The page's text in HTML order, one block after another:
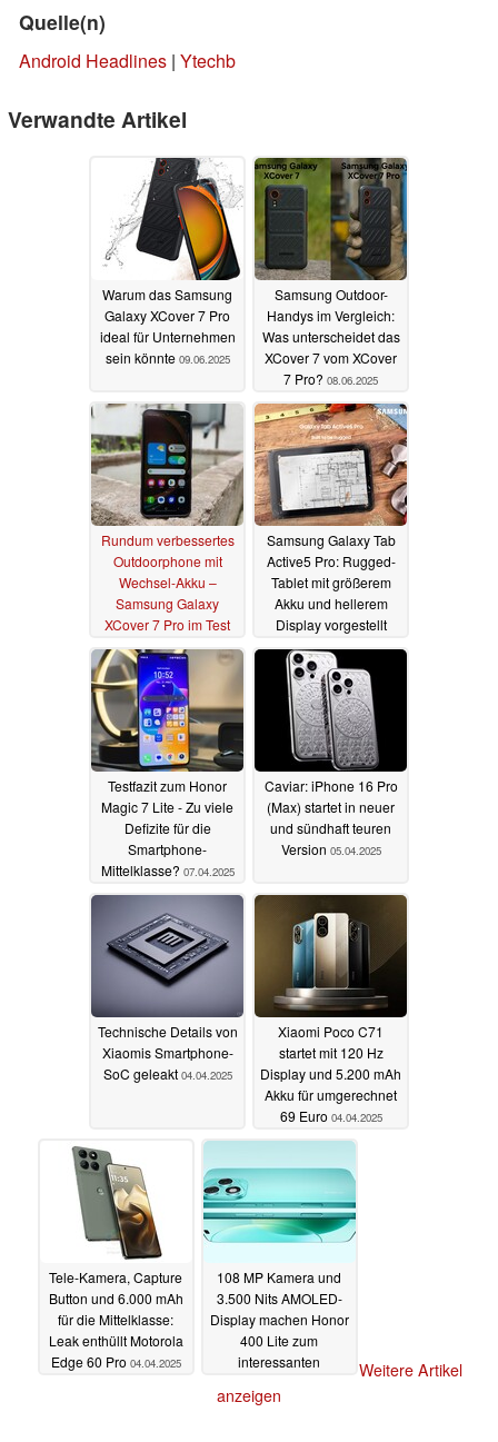
Quelle(n)
Android Headlines | Ytechb
Verwandte Artikel
Warum das Samsung
Galaxy XCover 7 Pro
ideal für Unternehmen
sein könnte 09.06.2025
Samsung Outdoor-
Handys im Vergleich:
Was unterscheidet das
XCover 7 vom XCover
7 Pro? 08.06.2025
Rundum verbessertes
Outdoorphone mit
Wechsel-Akku –
Samsung Galaxy
XCover 7 Pro im Test
05.06.2025
Samsung Galaxy Tab
Active5 Pro: Rugged-
Tablet mit größerem
Akku und hellerem
Display vorgestellt
14.04.2025
Testfazit zum Honor
Magic 7 Lite - Zu viele
Defizite für die
Smartphone-
Mittelklasse? 07.04.2025
Caviar: iPhone 16 Pro
(Max) startet in neuer
und sündhaft teuren
Version 05.04.2025
Technische Details von
Xiaomis Smartphone-
SoC geleakt 04.04.2025
Xiaomi Poco C71
startet mit 120 Hz
Display und 5.200 mAh
Akku für umgerechnet
69 Euro 04.04.2025
Tele-Kamera, Capture
Button und 6.000 mAh
für die Mittelklasse:
Leak enthüllt Motorola
Edge 60 Pro 04.04.2025
108 MP Kamera und
3.500 Nits AMOLED-
Display machen Honor
400 Lite zum
interessanten
Smartphone
Weitere Artikel
anzeigen